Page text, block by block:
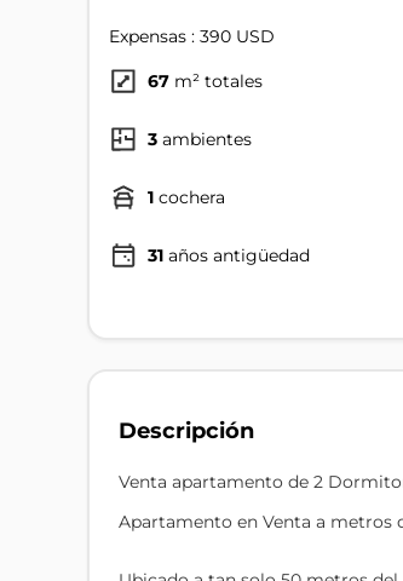
Expensas : 390 USD
67 m² totales
3 ambientes
1 cochera
31 años antigüedad
Descripción
Venta apartamento de 2
Apartamento en Venta a metros